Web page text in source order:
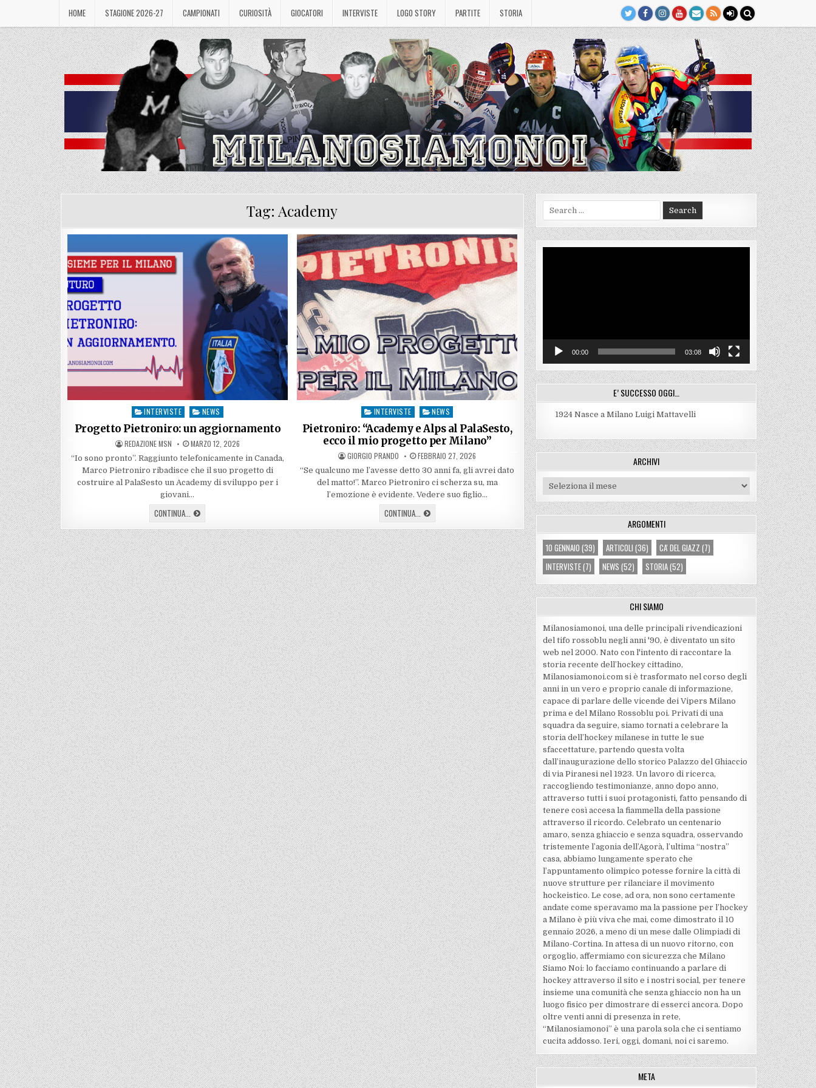
content
HOME STAGIONE 2026-27 CAMPIONATI CURIOSITÀ GIOCATORI INTERVISTE LOGO STORY PARTITE STORIA
Tag: Academy
Posted
in
INTERVISTE NEWS
Progetto Pietroniro: un aggiornamento
AUTHOR:
REDAZIONE MSN PUBLISHED
DATE:
MARZO 12, 2026
“Io sono pronto”. Raggiunto telefonicamente in Canada,
Marco Pietroniro ribadisce che il suo progetto di
costruire al PalaSesto un Academy di sviluppo per i
giovani…
CONTINUA... PROGETTO
PIETRONIRO:
UN
AGGIORNAMENTO
Posted
in
INTERVISTE NEWS
Pietroniro: “Academy e Alps al PalaSesto,
ecco il mio progetto per Milano”
AUTHOR:
GIORGIO PRANDO PUBLISHED
DATE:
FEBBRAIO 27, 2026
“Se qualcuno me l’avesse detto 30 anni fa, gli avrei dato
del matto!”. Marco Pietroniro ci scherza su, ma
l’emozione è evidente. Vedere suo figlio…
CONTINUA... PIETRONIRO:
“ACADEMY
E
ALPS
AL
PALASESTO,
ECCO
IL
MIO
PROGETTO
PER
MILANO”
Search
for:
00:00 03:08
E’ SUCCESSO OGGI…
1924 Nasce a Milano Luigi Mattavelli
ARCHIVI
Archivi
ARGOMENTI
10 GENNAIO (39) ARTICOLI (36) CA' DEL GIAZZ (7)
INTERVISTE(7) NEWS (52) STORIA(52)
CHI SIAMO
Milanosiamonoi, una delle principali rivendicazioni
del tifo rossoblu negli anni '90, è diventato un sito
web nel 2000. Nato con l'intento di raccontare la
storia recente dell’hockey cittadino,
Milanosiamonoi.com si è trasformato nel corso degli
anni in un vero e proprio canale di informazione,
capace di parlare delle vicende dei Vipers Milano
prima e del Milano Rossoblu poi. Privati di una
squadra da seguire, siamo tornati a celebrare la
storia dell’hockey milanese in tutte le sue
sfaccettature, partendo questa volta
dall’inaugurazione dello storico Palazzo del Ghiaccio
di via Piranesi nel 1923. Un lavoro di ricerca,
raccogliendo testimonianze, anno dopo anno,
attraverso tutti i suoi protagonisti, fatto pensando di
tenere così accesa la fiammella della passione
attraverso il ricordo. Celebrato un centenario
amaro, senza ghiaccio e senza squadra, osservando
tristemente l’agonia dell’Agorà, l’ultima “nostra”
casa, abbiamo lungamente sperato che
l’appuntamento olimpico potesse fornire la città di
nuove strutture per rilanciare il movimento
hockeistico. Le cose, ad ora, non sono certamente
andate come speravamo ma la passione per l’hockey
a Milano è più viva che mai, come dimostrato il 10
gennaio 2026, a meno di un mese dalle Olimpiadi di
Milano-Cortina. In attesa di un nuovo ritorno, con
orgoglio, affermiamo con sicurezza che Milano
Siamo Noi: lo facciamo continuando a parlare di
hockey attraverso il sito e i nostri social, per tenere
insieme una comunità che senza ghiaccio non ha un
luogo fisico per dimostrare di esserci ancora. Dopo
oltre venti anni di presenza in rete,
“Milanosiamonoi” è una parola sola che ci sentiamo
cucita addosso. Ieri, oggi, domani, noi ci saremo.
META